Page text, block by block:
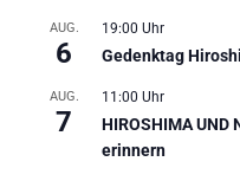
AUG.
6
19:00 Uhr
Gedenktag
AUG.
7
11:00 Uhr
HIROSHIMA UND
erinnern